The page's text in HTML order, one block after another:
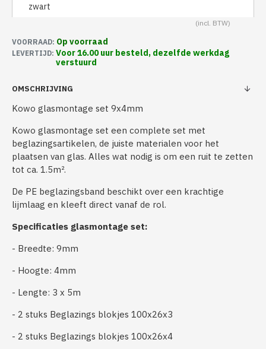
VOORRAAD: Op voorraad
LEVERTIJD: Voor 16.00 uur besteld, dezelfde werkdag
verstuurd
zwart
OMSCHRIJVING
Kowo glasmontage set 9x4mm
Kowo glasmontage set een complete set met
beglazingsartikelen, de juiste materialen voor het
plaatsen van glas. Alles wat nodig is om een ruit te zetten
tot ca. 1.5m².
De PE beglazingsband beschikt over een krachtige
lijmlaag en kleeft direct vanaf de rol.
Specificaties glasmontage set:
- Breedte: 9mm
- Hoogte: 4mm
- Lengte: 3 x 5m
- 2 stuks Beglazings blokjes 100x26x3
- 2 stuks Beglazings blokjes 100x26x4